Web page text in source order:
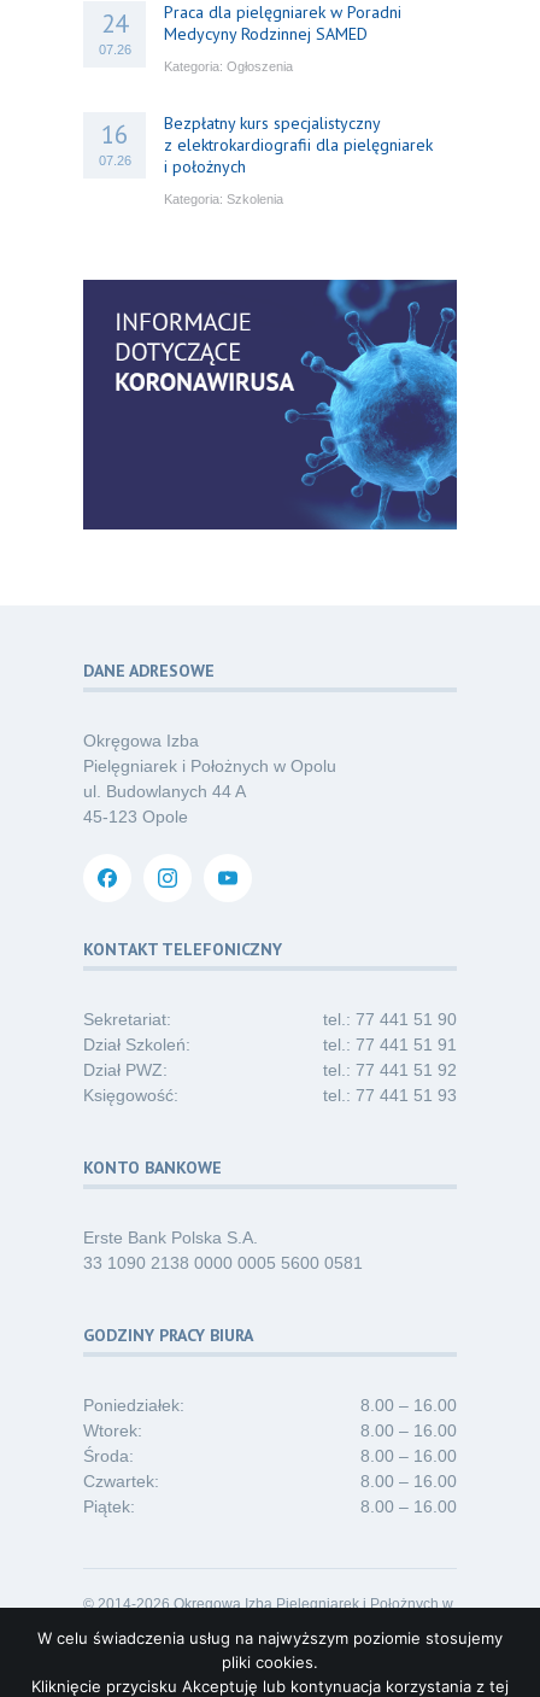
24
07.26
Praca dla pielęgniarek w Poradni
Medycyny Rodzinnej SAMED
Kategoria: Ogłoszenia
16
07.26
Bezpłatny kurs specjalistyczny
z elektrokardiografii dla pielęgniarek
i położnych
Kategoria: Szkolenia
praktyki – aktualny konsensus ekspertów
w dostępie naczyniowym
Kategoria:Szkolenia
06
Zaproszenie na Ogólnopolską
Konferencję Naukową „Terminologia
w pielęgniarstwie – komunikacja,
standaryzacja, praktyka”
06
Poza sezonem, poza schematem –
o nowym spojrzeniu na profilaktykę
Kategoria:
03
Oferta pracy – pielęgniarka/pielęgniarz
w opiece długoterminowej (Nysa)
06.26
i absolwentów pielęgniarstwa
Kategoria:Komunikaty
DANE ADRESOWE
Okręgowa Izba
Pielęgniarek i Położnych w Opolu
ul. Budowlanych 44 A
45-123 Opole
KONTAKT TELEFONICZNY
Sekretariat:
tel.: 77 441 51 90
Dział Szkoleń:
tel.: 77 441 51 91
Dział PWZ:
tel.: 77 441 51 92
Księgowość:
tel.: 77 441 51 93
KONTO BANKOWE
Erste Bank Polska S.A.
33 1090 2138 0000 0005 5600 0581
GODZINY PRACY BIURA
Poniedziałek:
8.00 – 16.00
Wtorek:
8.00 – 16.00
Środa:
8.00 – 16.00
Czwartek:
8.00 – 16.00
Piątek:
8.00 – 16.00
© 2014-2026 Okręgowa Izba Pielęgniarek i Położnych w
Projekt i realizacja:Lideon.pl
W celu świadczenia usług na najwyższym poziomie stosujemy
pliki cookies.
Kliknięcie przycisku Akceptuję lub kontynuacja korzystania z tej